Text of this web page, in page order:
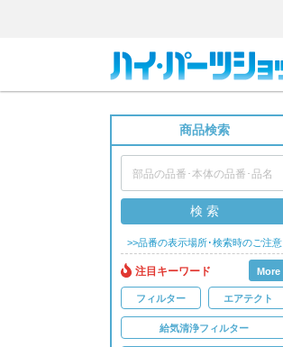
商品検索
検 索
>>品番の表示場所･検索時のご注意
注目キーワード More
フィルター エアテクト
給気清浄フィルター